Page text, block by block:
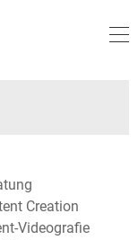
Creation
Videografie